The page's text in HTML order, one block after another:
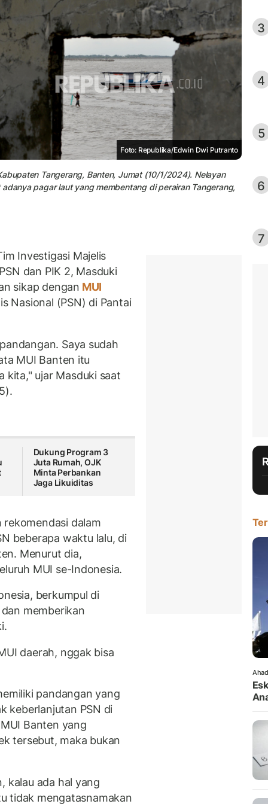
Foto: Republika/Edwin Dwi Putranto
Tangerang, Banten, Jumat (10/1/2024). Nelayan
pagar laut yang membentang di perairan Tangerang,
Investigasi Majelis
dan PIK 2, Masduki
sikap dengan MUI
Nasional (PSN) di Pantai
Saya sudah
MUI Banten itu
kita," ujar Masduki saat
Dukung Program 3
Juta Rumah, OJK
Minta Perbankan
Jaga Likuiditas
dalam
beberapa waktu lalu, di
Menurut dia,
MUI se-Indonesia.
berkumpul di
memberikan
daerah, nggak bisa
pandangan yang
keberlanjutan PSN di
Banten yang
tersebut, maka bukan
kalau ada hal yang
tidak mengatasnamakan
3
4
5
6
7